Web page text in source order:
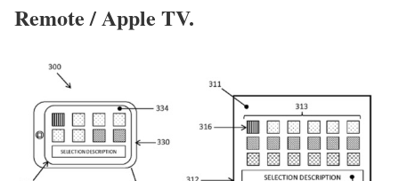
Remote / Apple TV.